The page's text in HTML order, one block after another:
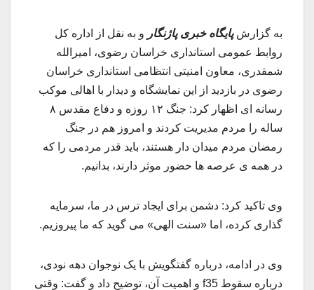
به گزارشپایگاه خبری پاژنگار و به نقل از اداره کل
روابط عمومی استانداری خراسان رضوی، امیرالله
شمقدری، معاون امنیتی انتظامی استانداری خراسان
رضوی در بازدید از این نمایشگاه و دیدار با اهالی موکب
رسانه ای اظهار کرد: جنگ ۱۲ روزه و دفاع مقدس ۸
ساله را مردم مدیریت کردند و امروز هم در جنگ
رمضان مردم میدان دار هستند، باید قدر مردمی را که
در همه ی عرصه ها حضور موثر دارند، بدانیم.
وی تاکید کرد: دشمن برای ایجاد ترس در ما، سرمایه
گذاری کرده، اما «سنت الهی» می گوید که ما پیروزیم.
وی در ادامه، درباره گفتگویش با یک نوجوان دهه نودی،
درباره سقوط f35 و اهمیت آن، توضیح داد و گفت: وقتی